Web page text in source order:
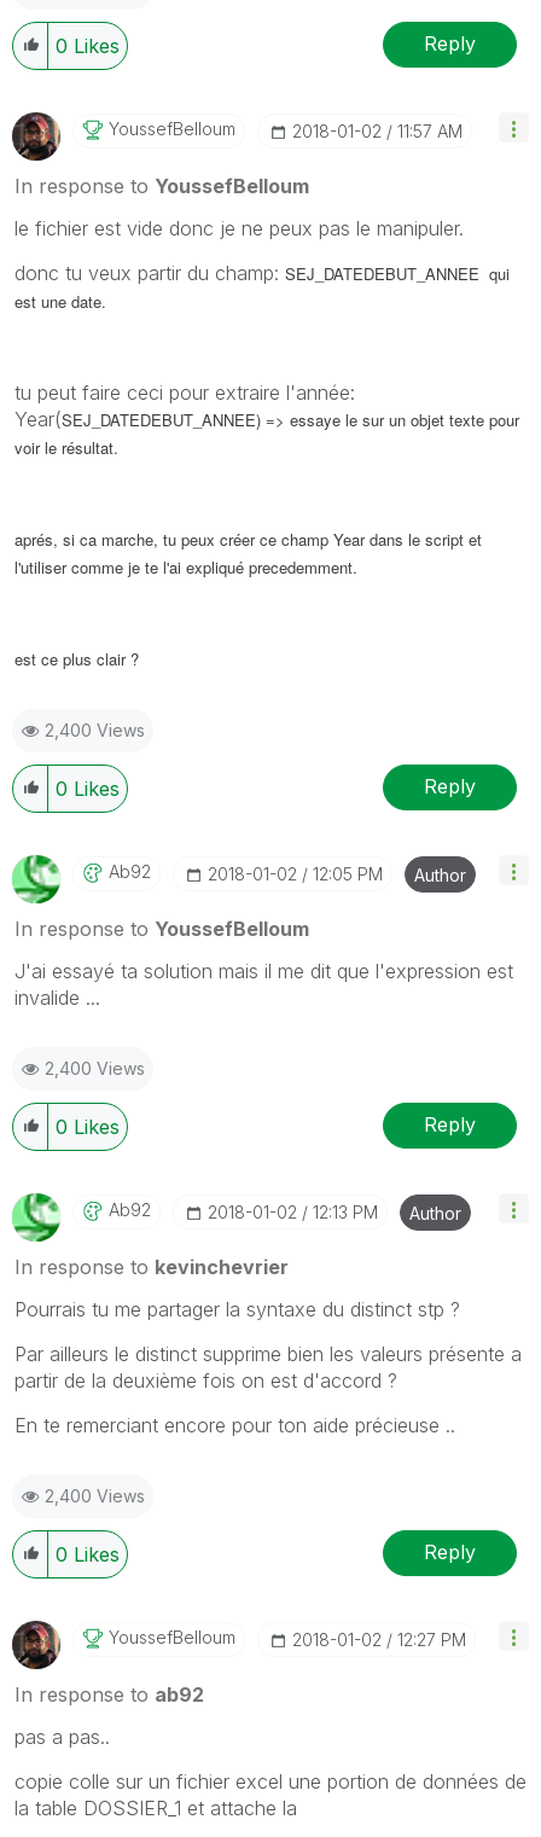
0 Likes Reply
YoussefBelloum ‎2018-01-02 11:57 AM
In response to YoussefBelloum
le fichier est vide donc je ne peux pas le manipuler.
donc tu veux partir du champ: SEJ_DATEDEBUT_ANNEE qui
est une date.
tu peut faire ceci pour extraire l'année:
Year(SEJ_DATEDEBUT_ANNEE) => essaye le sur un objet texte pour
voir le résultat.
aprés, si ca marche, tu peux créer ce champ Year dans le script et
l'utiliser comme je te l'ai expliqué precedemment.
est ce plus clair ?
2,400 Views
0 Likes Reply
Ab92 ‎2018-01-02 12:05 PM Author
In response to YoussefBelloum
J'ai essayé ta solution mais il me dit que l'expression est
invalide ...
2,400 Views
0 Likes Reply
Ab92 ‎2018-01-02 12:13 PM Author
In response to kevinchevrier
Pourrais tu me partager la syntaxe du distinct stp ?
Par ailleurs le distinct supprime bien les valeurs présente a
partir de la deuxième fois on est d'accord ?
En te remerciant encore pour ton aide précieuse ..
2,400 Views
0 Likes Reply
YoussefBelloum ‎2018-01-02 12:27 PM
In response to ab92
pas a pas..
copie colle sur un fichier excel une portion de données de
la table DOSSIER_1 et attache la